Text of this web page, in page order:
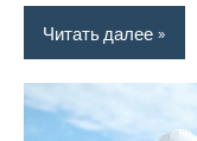
Читать далее